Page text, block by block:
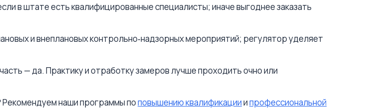
в штате есть квалифицированные специалисты; иначе выгоднее заказать
и внеплановых контрольно‑надзорных мероприятий; регулятор уделяет
— да. Практику и отработку замеров лучше проходить очно или
Рекомендуем наши программы поповышению квалификацииипрофессиональной